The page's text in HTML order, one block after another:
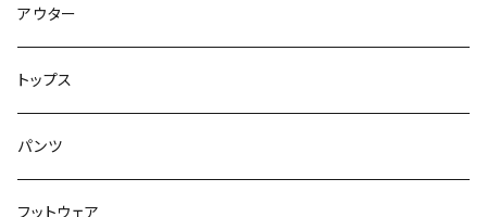
アウター
トップス
パンツ
フットウェア